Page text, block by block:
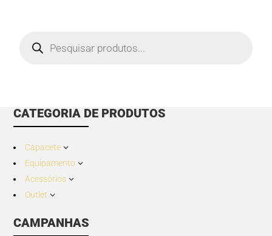
search
CATEGORIA DE PRODUTOS
Capacete 3
Equipamento 3
Acessórios 3
Outlet 3
CAMPANHAS